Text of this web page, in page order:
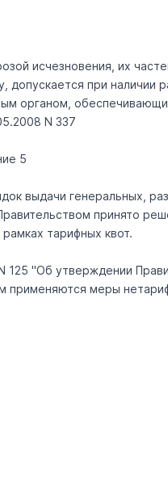
исчезновения, их
при
органом,
N 337
5
выдачи генеральных,
принято
тарифных квот.
"Об утверждении
меры